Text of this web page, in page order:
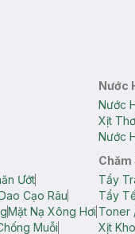
Nước
Nước
Xịt
Nước
Ướt
Cạo Râu
Mặt Nạ Xông Hơi
Muỗi
Chăm
Tẩy
Tẩy
Toner
Xịt